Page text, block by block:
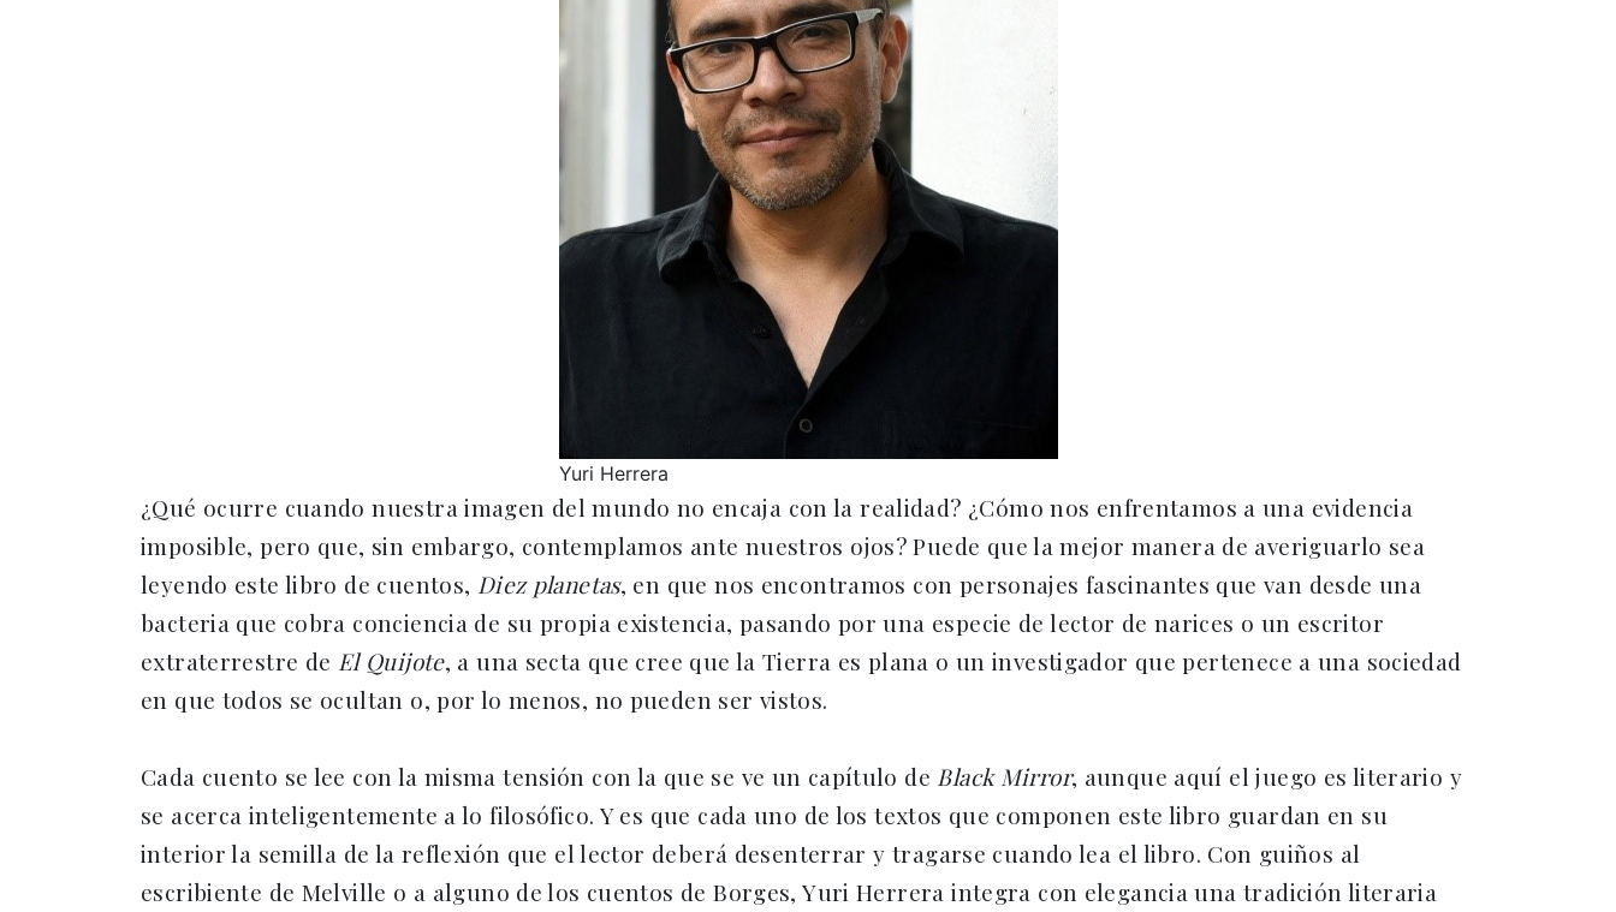
Yuri Herrera
¿Qué ocurre cuando nuestra imagen del mundo no encaja con la realidad? ¿Cómo nos enfrentamos a una evidencia
imposible, pero que, sin embargo, contemplamos ante nuestros ojos? Puede que la mejor manera de averiguarlo sea
leyendo este libro de cuentos, Diez planetas, en que nos encontramos con personajes fascinantes que van desde una
bacteria que cobra conciencia de su propia existencia, pasando por una especie de lector de narices o un escritor
extraterrestre de El Quijote, a una secta que cree que la Tierra es plana o un investigador que pertenece a una sociedad
en que todos se ocultan o, por lo menos, no pueden ser vistos.
Cada cuento se lee con la misma tensión con la que se ve un capítulo de Black Mirror, aunque aquí el juego es literario y
se acerca inteligentemente a lo filosófico. Y es que cada uno de los textos que componen este libro guardan en su
interior la semilla de la reflexión que el lector deberá desenterrar y tragarse cuando lea el libro. Con guiños al
escribiente de Melville o a alguno de los cuentos de Borges, Yuri Herrera integra con elegancia una tradición literaria